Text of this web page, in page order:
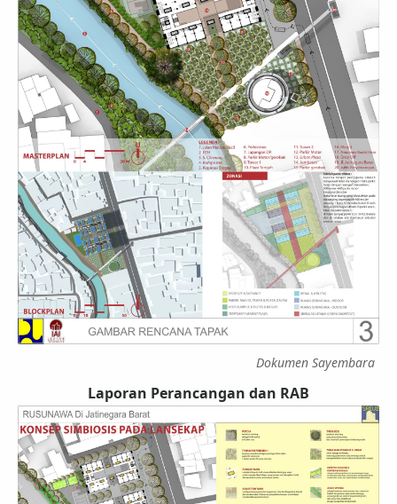
Dokumen Sayembara
Laporan Perancangan dan RAB